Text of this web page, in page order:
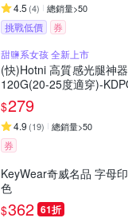
4.5 (4) 總銷量>50
挑戰低價
券
甜鹽系女孩 全新上市
(快)Hotni 高質感光腿神
120G(20-25度適穿)-
$279
4.9 (19) 總銷量>50
券
KeyWear奇威名品 字母
色
$362 61折